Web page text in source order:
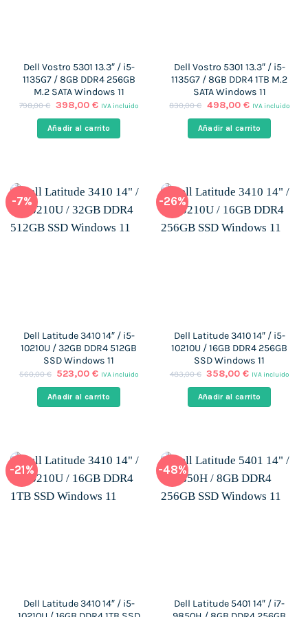
Dell Vostro 5301 13.3″ / i5-
1135G7 / 8GB DDR4 256GB
M.2 SATA Windows 11
798,00€ El
original
era:
398,00 €El
actual
es:
IVA incluido
Añadir al carrito
Dell Vostro 5301 13.3″ / i5-
1135G7 / 8GB DDR4 1TB M.2
SATA Windows 11
830,00€ El
original
era:
498,00 €El
actual
es:
IVA incluido
Añadir al carrito
-7%
Dell Latitude 3410 14″ / i5-
10210U / 32GB DDR4 512GB
SSD Windows 11
560,00€ El
original
era:
523,00€El
actual
es:
IVA incluido
Añadir al carrito
-26%
Dell Latitude 3410 14″ / i5-
10210U / 16GB DDR4 256GB
SSD Windows 11
483,00€ El
original
era:
358,00€El
actual
es:
IVA incluido
Añadir al carrito
-21%
Dell Latitude 3410 14″ / i5-
-48%
Dell Latitude 5401 14″ / i7-